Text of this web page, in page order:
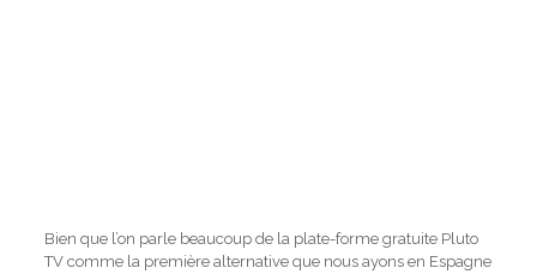
Bien que l’on parle beaucoup de la plate-forme gratuite Pluto
TV comme la première alternative que nous ayons en Espagne